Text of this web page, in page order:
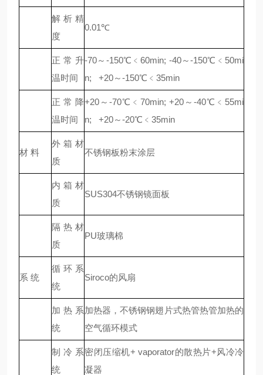
解析精
度
0.01℃
正常升
温时间
-70～-150℃﹤60min; -40～-150℃﹤50mi
n; +20～-150℃﹤35min
正常降
温时间
+20～-70℃﹤70min; +20～-40℃﹤55mi
n; +20～-20℃﹤35min
材 料
外箱材
质
不锈钢板粉末涂层
内箱材
质
SUS304不锈钢镜面板
隔热材
质
PU玻璃棉
系 统
循环系
统
Siroco的风扇
加热系
统
加热器，不锈钢钢翅片式热管热管加热的
空气循环模式
制冷系
统
密闭压缩机+ vaporator的散热片+风冷冷
凝器